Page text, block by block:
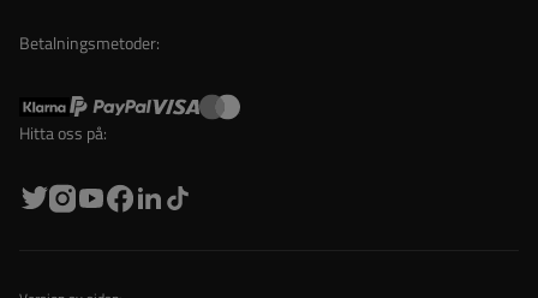
Betalningsmetoder:
Hitta oss på: